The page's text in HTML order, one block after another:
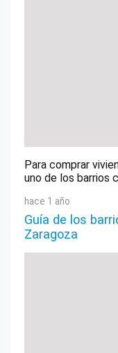
Para comprar
uno de los barrios
hace 1 año
Guía de los
Zaragoza